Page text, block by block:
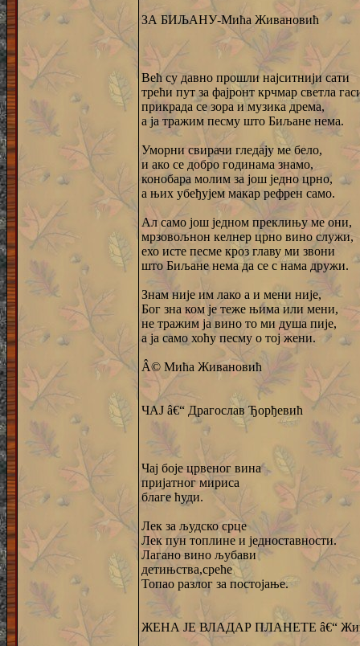
ЗА БИЉАНУ-Мића Живановић
Већ су давно прошли најситнији сати
трећи пут за фајронт крчмар светла
прикрада се зора и музика дрема,
а ја тражим песму што Биљане нема.
Уморни свирачи гледају ме бело,
и ако се добро годинама знамо,
конобара молим за још једно црно,
а њих убеђујем макар рефрен само.
Ал само још једном преклињу ме они,
мрзовољнон келнер црно вино служи,
ехо исте песме кроз главу ми звони
што Биљане нема да се с нама дружи.
Знам није им лако а и мени није,
Бог зна ком је теже њима или мени,
не тражим ја вино то ми душа пије,
а ја само хоћу песму о тој жени.
Â© Мића Живановић
ЧАЈ â€“ Драгослав Ђорђевић
Чај боје црвеног вина
пријатног мириса
благе ћуди.
Лек за људско срце
Лек пун топлине и једноставности.
Лагано вино љубави
детињства,среће
Топао разлог за постојање.
ЖЕНА ЈЕ ВЛАДАР ПЛАНЕТЕ â€“